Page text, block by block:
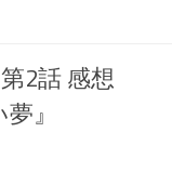
2話 感想
』